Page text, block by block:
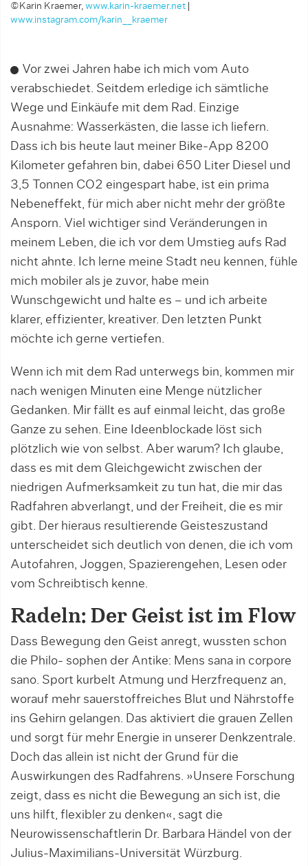
©Karin Kraemer, www.karin-kraemer.net
www.instagram.com/karin__kraemer
Vor zwei Jahren habe ich mich vom Auto
verabschiedet. Seitdem erledige ich sämtliche
Wege und Einkäufe mit dem Rad. Einzige
Ausnahme: Wasserkästen, die lasse ich liefern.
Dass ich bis heute laut meiner Bike-App 8200
Kilometer gefahren bin, dabei 650 Liter Diesel und
3,5 Tonnen CO2 eingespart habe, ist ein prima
Nebeneffekt, für mich aber nicht mehr der größte
Ansporn. Viel wichtiger sind Veränderungen in
meinem Leben, die ich vor dem Umstieg aufs Rad
nicht ahnte. Ich lerne meine Stadt neu kennen, fühle
mich mobiler als je zuvor, habe mein
Wunschgewicht und halte es – und ich arbeite
klarer, effizienter, kreativer. Den letzten Punkt
möchte ich gerne vertiefen.
Wenn ich mit dem Rad unterwegs bin, kommen mir
nach wenigen Minuten eine Menge nützlicher
Gedanken. Mir fällt es auf einmal leicht, das große
Ganze zu sehen. Eine Ideenblockade löst sich
plötzlich wie von selbst. Aber warum? Ich glaube,
dass es mit dem Gleichgewicht zwischen der
niedrigen Aufmerksamkeit zu tun hat, die mir das
Radfahren abverlangt, und der Freiheit, die es mir
gibt. Der hieraus resultierende Geisteszustand
unterscheidet sich deutlich von denen, die ich vom
Autofahren, Joggen, Spazierengehen, Lesen oder
vom Schreibtisch kenne.
Radeln: Der Geist ist im Flow
Dass Bewegung den Geist anregt, wussten schon
die Philo- sophen der Antike: Mens sana in corpore
sano. Sport kurbelt Atmung und Herzfrequenz an,
worauf mehr sauerstoffreiches Blut und Nährstoffe
ins Gehirn gelangen. Das aktiviert die grauen Zellen
und sorgt für mehr Energie in unserer Denkzentrale.
Doch das allein ist nicht der Grund für die
Auswirkungen des Radfahrens. »Unsere Forschung
zeigt, dass es nicht die Bewegung an sich ist, die
uns hilft, flexibler zu denken«, sagt die
Neurowissenschaftlerin Dr. Barbara Händel von der
Julius-Maximilians-Universität Würzburg.